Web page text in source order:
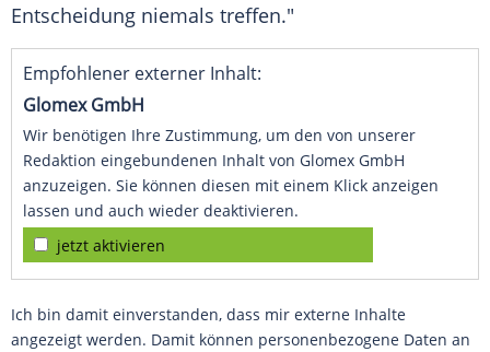
Entscheidung niemals treffen."
Empfohlener externer Inhalt:
Glomex GmbH
Wir benötigen Ihre Zustimmung, um den von unserer
Redaktion eingebundenen Inhalt von Glomex GmbH
anzuzeigen. Sie können diesen mit einem Klick anzeigen
lassen und auch wieder deaktivieren.
jetzt aktivieren
Ich bin damit einverstanden, dass mir externe Inhalte
angezeigt werden. Damit können personenbezogene Daten an